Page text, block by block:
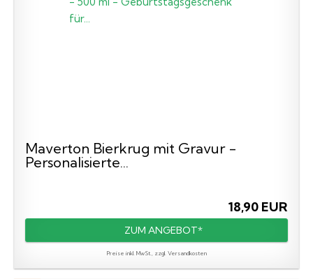
Maverton Bierkrug mit Gravur -
Personalisierte...
18,90 EUR
ZUM ANGEBOT*
Preise inkl. MwSt., zzgl. Versandkosten